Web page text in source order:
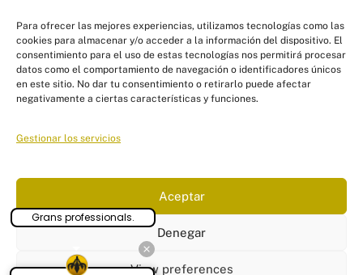
Para ofrecer las mejores experiencias, utilizamos tecnologías como las
cookies para almacenar y/o acceder a la información del dispositivo. El
consentimiento para el uso de estas tecnologías nos permitirá procesar
datos como el comportamiento de navegación o identificadores únicos
en este sitio. No dar tu consentimiento o retirarlo puede afectar
negativamente a ciertas características y funciones.
Gestionar los servicios
Aceptar
Denegar
View preferences
Grans professionals.
Back
PYR Asesores - Asesoría Fiscal, Contable
Aviso Legal|Política de Privacidad
configuración cookies
© Puigserver y Romaguera Asesores
Tel: 871 552 277